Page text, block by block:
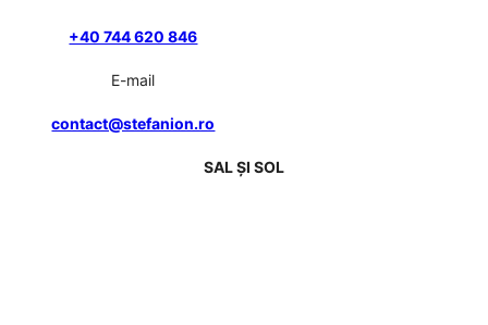
+40 744 620 846
E-mail
contact@stefanion.ro
SAL ȘI SOL